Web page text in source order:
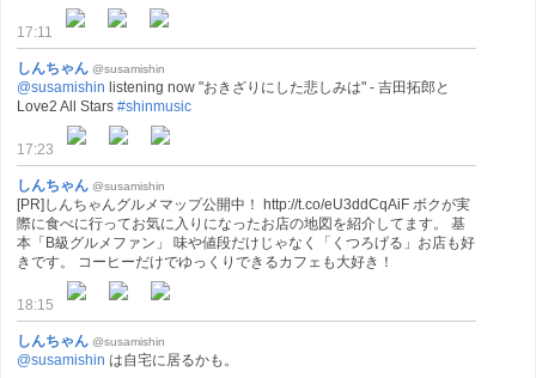
17:11
しんちゃん @susamishin
@susamishin listening now "おきざりにした悲しみは" - 吉田拓郎と
Love2 All Stars #shinmusic
17:23
しんちゃん @susamishin
[PR]しんちゃんグルメマップ公開中！ http://t.co/eU3ddCqAiF ボクが実
際に食べに行ってお気に入りになったお店の地図を紹介してます。 基
本「B級グルメファン」 味や値段だけじゃなく「くつろげる」お店も好
きです。 コーヒーだけでゆっくりできるカフェも大好き！
18:15
しんちゃん @susamishin
@susamishin は自宅に居るかも。